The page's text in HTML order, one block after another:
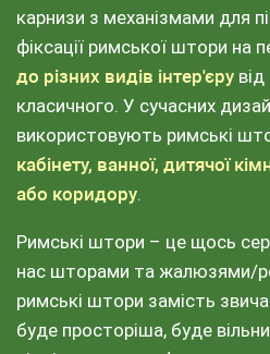
карнизи з механізмами для
фіксації римської штори на
до різних видів інтер'єру
класичного. У сучасних
використовують римські
кабінету, ванної, дитячої
або коридору.
Римські штори – це щось
нас шторами та жалюзями/
римські штори замість
буде просторіша, буде